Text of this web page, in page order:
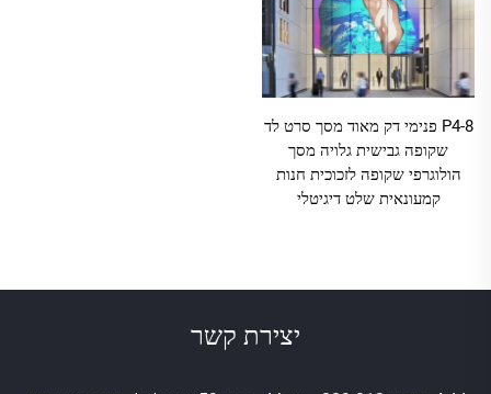
P4-8 פנימי דק מאוד מסך סרט לד
שקופה גבישית גלויה מסך
הולוגרפי שקופה לזכוכית חנות
קמעונאית שלט דיגיטלי
יצירת קשר